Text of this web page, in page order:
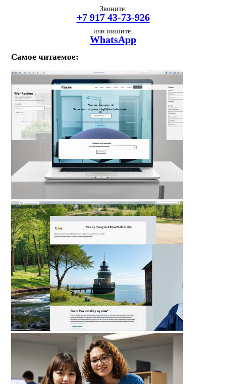
Звоните:
+7 917 43-73-926
или пишите:
WhatsApp
Самое читаемое: